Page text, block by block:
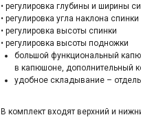
• регулировка глубины и ширины
• регулировка угла наклона
• регулировка высоты спинки
• регулировка высоты подножки
большой функциональный
в капюшоне, дополнительный
удобное складывание –
В комплект входят верхний и